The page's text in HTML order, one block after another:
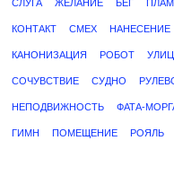
СЛУГА ЖЕЛАНИЕ БЕГ
КОНТАКТ СМЕХ НАНЕСЕНИЕ
КАНОНИЗАЦИЯ РОБОТ
СОЧУВСТВИЕ СУДНО
НЕПОДВИЖНОСТЬ ФАТА-
ГИМН ПОМЕЩЕНИЕ РОЯЛЬ